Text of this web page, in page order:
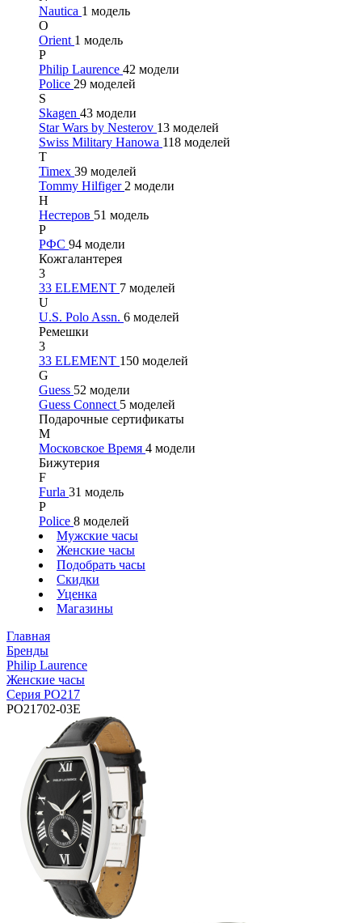
Nautica 1 модель
O
Orient 1 модель
P
Philip Laurence 42 модели
Police 29 моделей
S
Skagen 43 модели
Star Wars by Nesterov 13 моделей
Swiss Military Hanowa 118 моделей
T
Timex 39 моделей
Tommy Hilfiger 2 модели
Н
Нестеров 51 модель
Р
РФС 94 модели
Кожгалантерея
3
33 ELEMENT 7 моделей
U
U.S. Polo Assn. 6 моделей
Ремешки
3
33 ELEMENT 150 моделей
G
Guess 52 модели
Guess Connect 5 моделей
Подарочные сертификаты
М
Московское Время 4 модели
Бижутерия
F
Furla 31 модель
P
Police 8 моделей
Мужские часы
Женские часы
Подобрать часы
Скидки
Уценка
Магазины
Главная
Бренды
Philip Laurence
Женские часы
Серия PO217
PO21702-03E